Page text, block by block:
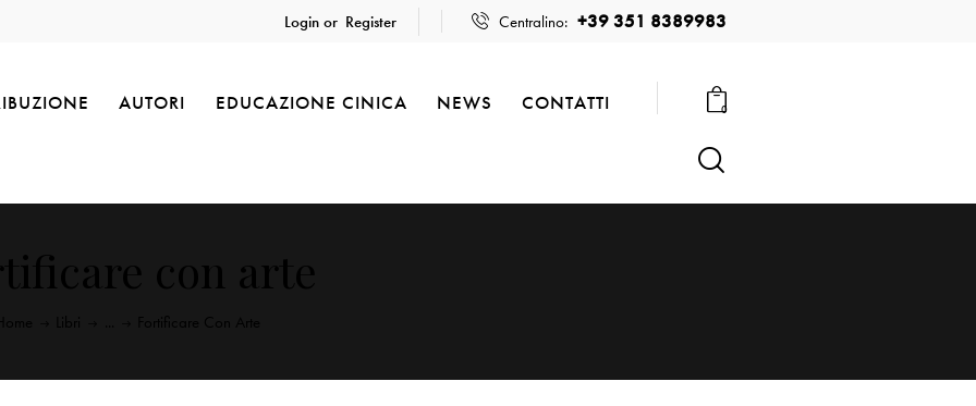
Login or Register Centralino: +39 351 8389983
AUTORI EDUCAZIONE CINICA NEWS CONTATTI 0